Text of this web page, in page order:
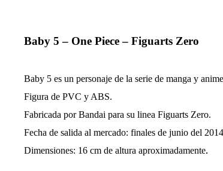
d
a
e
n
t
r
a
d
Baby 5 – One Piece – Figuarts Zero
Baby 5 es un personaje de la serie de manga y
Figura de PVC y ABS.
Fabricada por Bandai para su linea Figuarts Zero.
Fecha de salida al mercado: finales de junio del 2014
Dimensiones: 16 cm de altura aproximadamente.